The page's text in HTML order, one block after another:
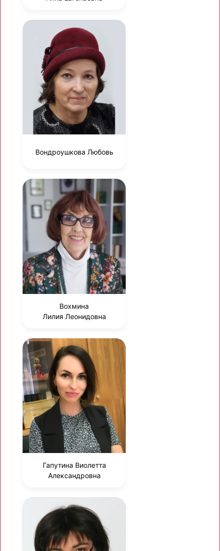
Вондроушкова Любовь
Вохмина
Лилия Леонидовна
Гапутина Виолетта
Александровна